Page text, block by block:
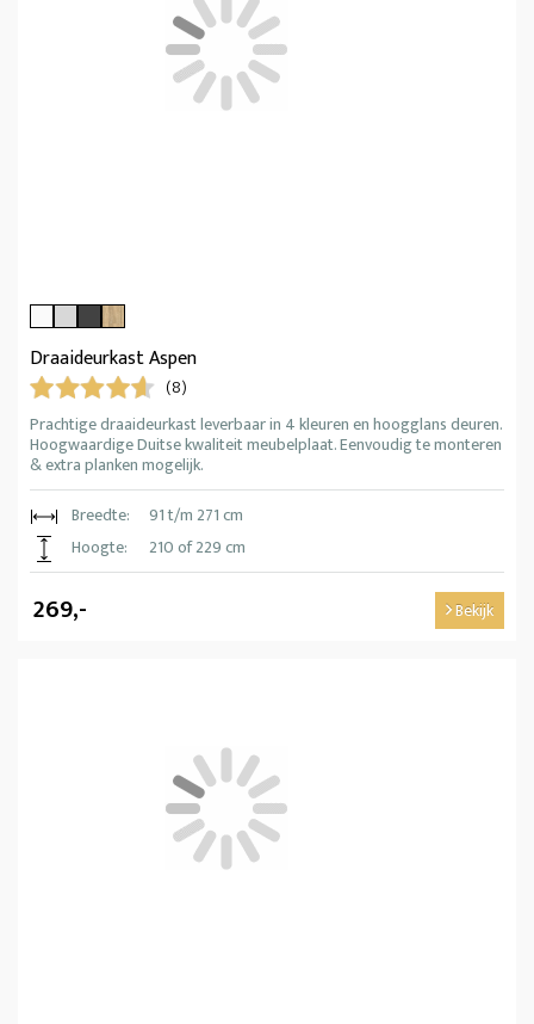
Draaideurkast Aspen
(8)
Prachtige draaideurkast leverbaar in 4 kleuren en hoogglans deuren.
Hoogwaardige Duitse kwaliteit meubelplaat. Eenvoudig te monteren
& extra planken mogelijk.
Breedte:
91 t/m 271 cm
Hoogte:
210 of 229 cm
269,- Bekijk